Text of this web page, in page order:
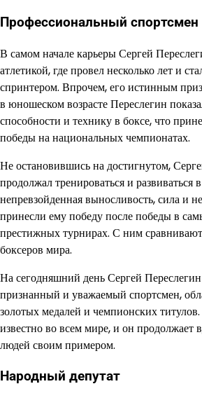
Профессиональный спортсмен
В самом начале карьеры Сергей
атлетикой, где провел несколько лет и
спринтером. Впрочем, его истинным
в юношеском возрасте Переслегин
способности и технику в боксе, что
победы на национальных чемпионатах.
Не остановившись на достигнутом,
продолжал тренироваться и развиваться
непревзойденная выносливость, сила и
принесли ему победу после победы в
престижных турнирах. С ним
боксеров мира.
На сегодняшний день Сергей
признанный и уважаемый спортсмен,
золотых медалей и чемпионских
известно во всем мире, и он продолжает
людей своим примером.
Народный депутат